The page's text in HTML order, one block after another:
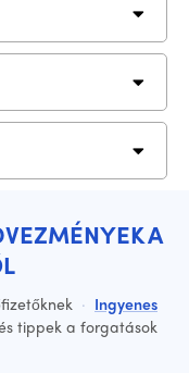
A
· Ingyenes
tippek a forgatások